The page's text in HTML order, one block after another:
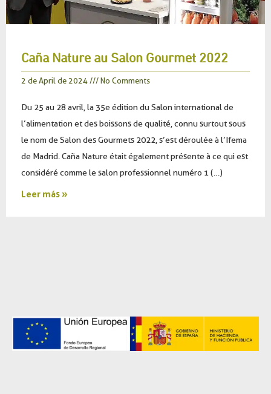
Caña Nature au Salon Gourmet 2022
2 de April de 2024 No Comments
Du 25 au 28 avril, la 35e édition du Salon international de
l’alimentation et des boissons de qualité, connu surtout sous
le nom de Salon des Gourmets 2022, s’est déroulée à l’Ifema
de Madrid. Caña Nature était également présente à ce qui est
considéré comme le salon professionnel numéro 1 (…)
Leer más »